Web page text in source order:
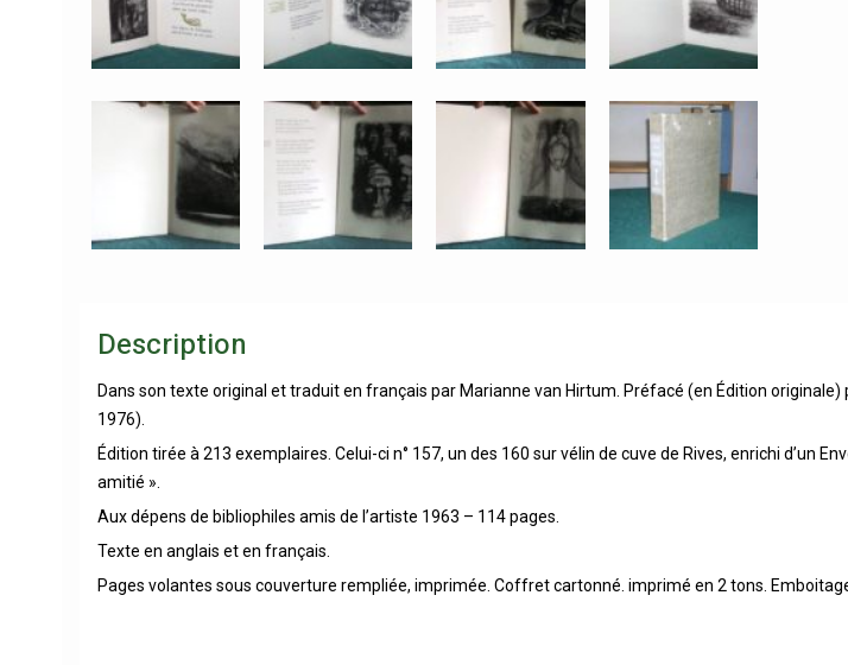
Description
Dans son texte original et traduit en français par Marianne van Hirtum. Préfacé (en Édition
1976).
Édition tirée à 213 exemplaires. Celui-ci n° 157, un des 160 sur vélin de cuve de Rives, enrichi d’un
amitié ».
Aux dépens de bibliophiles amis de l’artiste 1963 – 114 pages.
Texte en anglais et en français.
Pages volantes sous couverture rempliée, imprimée. Coffret cartonné. imprimé en 2 tons.